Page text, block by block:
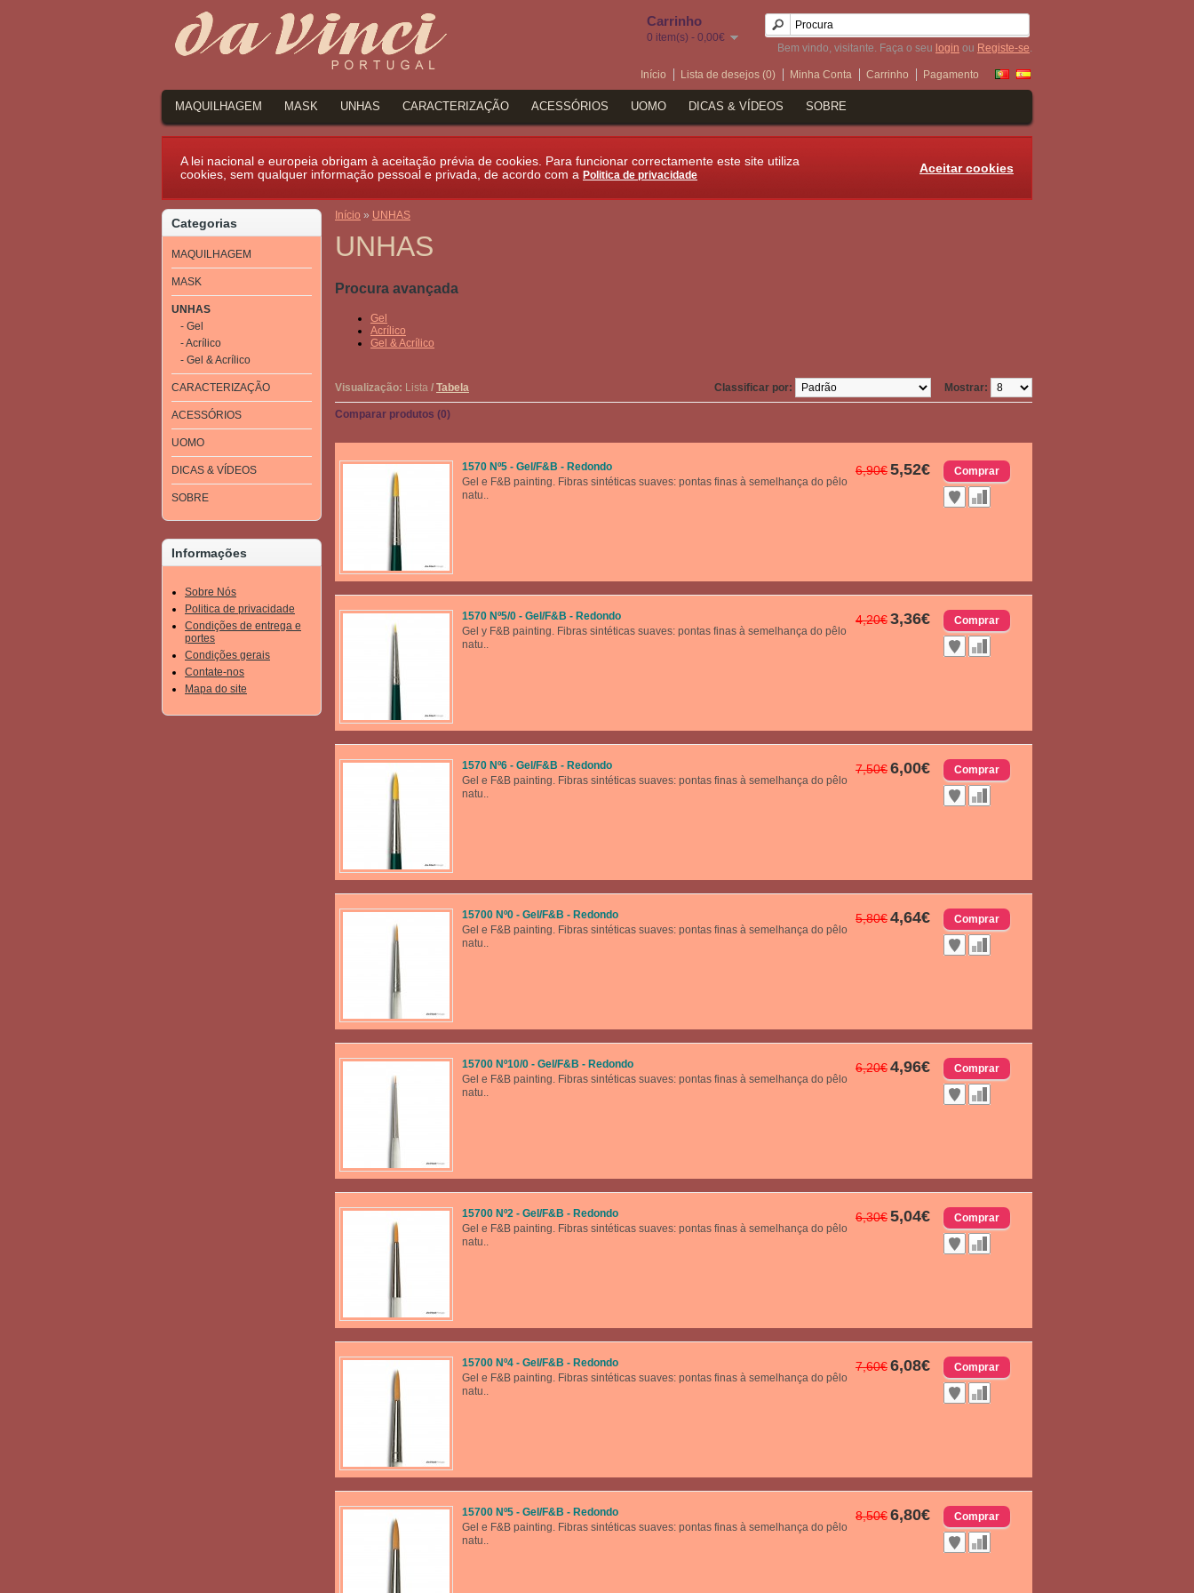
Carrinho
0 item(s) - 0,00€
Bem vindo, visitante. Faça o seu login ou Registe-se.
Início Lista de desejos (0) Minha Conta Carrinho Pagamento
MAQUILHAGEM MASK UNHAS CARACTERIZAÇÃO ACESSÓRIOS UOMO DICAS & VÍDEOS SOBRE
Aceitar cookies
A lei nacional e europeia obrigam à aceitação prévia de cookies. Para funcionar correctamente este site utiliza
cookies, sem qualquer informação pessoal e privada, de acordo com a Politica de privacidade
Categorias
MAQUILHAGEM
MASK
UNHAS
- Gel
- Acrílico
- Gel & Acrílico
CARACTERIZAÇÃO
ACESSÓRIOS
UOMO
DICAS & VÍDEOS
SOBRE
Informações
Sobre Nós
Politica de privacidade
Condições de entrega e
portes
Condições gerais
Contate-nos
Mapa do site
Início » UNHAS
UNHAS
Procura avançada
Gel
Acrílico
Gel & Acrílico
Visualização: Lista / Tabela Mostrar:
Classificar por:
Comparar produtos (0)
6,90€5,52€
1570 Nº5 - Gel/F&B - Redondo
Gel e F&B painting. Fibras sintéticas suaves: pontas finas à semelhança do pêlo
natu..
4,20€3,36€
1570 Nº5/0 - Gel/F&B - Redondo
Gel y F&B painting. Fibras sintéticas suaves: pontas finas à semelhança do pêlo
natu..
7,50€6,00€
1570 Nº6 - Gel/F&B - Redondo
Gel e F&B painting. Fibras sintéticas suaves: pontas finas à semelhança do pêlo
natu..
5,80€4,64€
15700 Nº0 - Gel/F&B - Redondo
Gel e F&B painting. Fibras sintéticas suaves: pontas finas à semelhança do pêlo
natu..
6,20€4,96€
15700 Nº10/0 - Gel/F&B - Redondo
Gel e F&B painting. Fibras sintéticas suaves: pontas finas à semelhança do pêlo
natu..
6,30€5,04€
15700 Nº2 - Gel/F&B - Redondo
Gel e F&B painting. Fibras sintéticas suaves: pontas finas à semelhança do pêlo
natu..
7,60€6,08€
15700 Nº4 - Gel/F&B - Redondo
Gel e F&B painting. Fibras sintéticas suaves: pontas finas à semelhança do pêlo
natu..
8,50€6,80€
15700 Nº5 - Gel/F&B - Redondo
Gel e F&B painting. Fibras sintéticas suaves: pontas finas à semelhança do pêlo
natu..